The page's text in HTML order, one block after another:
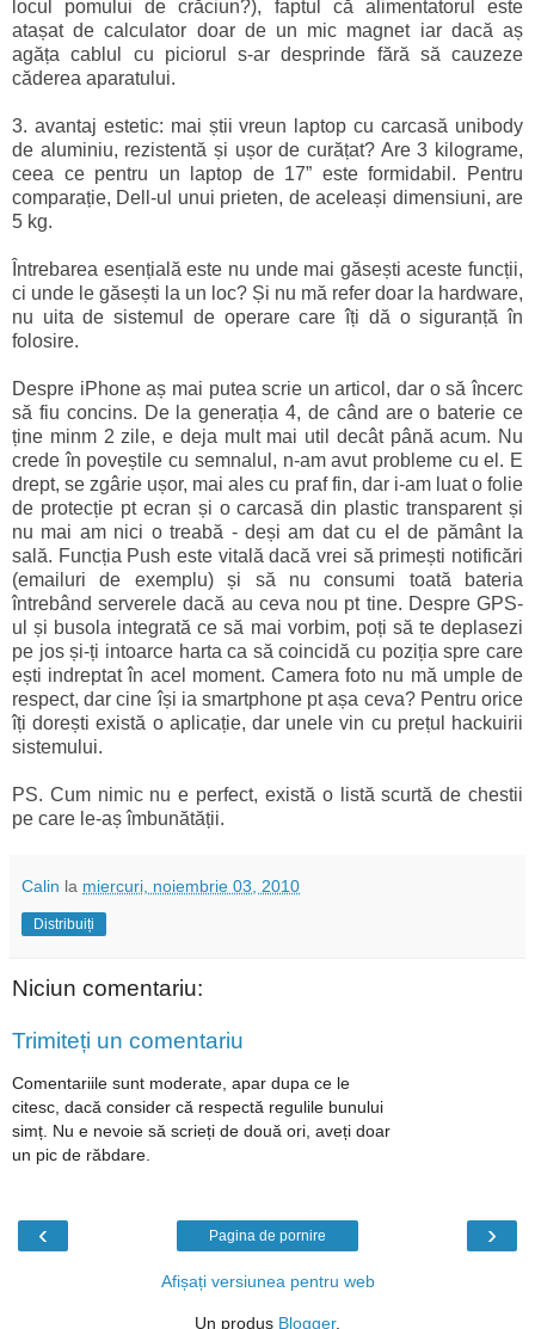
locul pomului de crăciun?), faptul că alimentatorul este
atașat de calculator doar de un mic magnet iar dacă aș
agăța cablul cu piciorul s-ar desprinde fără să cauzeze
căderea aparatului.
3. avantaj estetic: mai știi vreun laptop cu carcasă unibody
de aluminiu, rezistentă și ușor de curățat? Are 3 kilograme,
ceea ce pentru un laptop de 17” este formidabil. Pentru
comparație, Dell-ul unui prieten, de aceleași dimensiuni, are
5 kg.
Întrebarea esențială este nu unde mai găsești aceste funcții,
ci unde le găsești la un loc? Și nu mă refer doar la hardware,
nu uita de sistemul de operare care îți dă o siguranță în
folosire.
Despre iPhone aș mai putea scrie un articol, dar o să încerc
să fiu concins. De la generația 4, de când are o baterie ce
ține minm 2 zile, e deja mult mai util decât până acum. Nu
crede în poveștile cu semnalul, n-am avut probleme cu el. E
drept, se zgârie ușor, mai ales cu praf fin, dar i-am luat o folie
de protecție pt ecran și o carcasă din plastic transparent și
nu mai am nici o treabă - deși am dat cu el de pământ la
sală. Funcția Push este vitală dacă vrei să primești notificări
(emailuri de exemplu) și să nu consumi toată bateria
întrebând serverele dacă au ceva nou pt tine. Despre GPS-
ul și busola integrată ce să mai vorbim, poți să te deplasezi
pe jos și-ți intoarce harta ca să coincidă cu poziția spre care
ești indreptat în acel moment. Camera foto nu mă umple de
respect, dar cine își ia smartphone pt așa ceva? Pentru orice
îți dorești există o aplicație, dar unele vin cu prețul hackuirii
sistemului.
PS. Cum nimic nu e perfect, există o listă scurtă de chestii
pe care le-aș îmbunătății.
Calin la miercuri, noiembrie 03, 2010
Distribuiți
Niciun comentariu:
Trimiteți un comentariu
Comentariile sunt moderate, apar dupa ce le
citesc, dacă consider că respectă regulile bunului
simț. Nu e nevoie să scrieți de două ori, aveți doar
un pic de răbdare.
‹ ›
Pagina de pornire
Afișați versiunea pentru web
Un produs Blogger.